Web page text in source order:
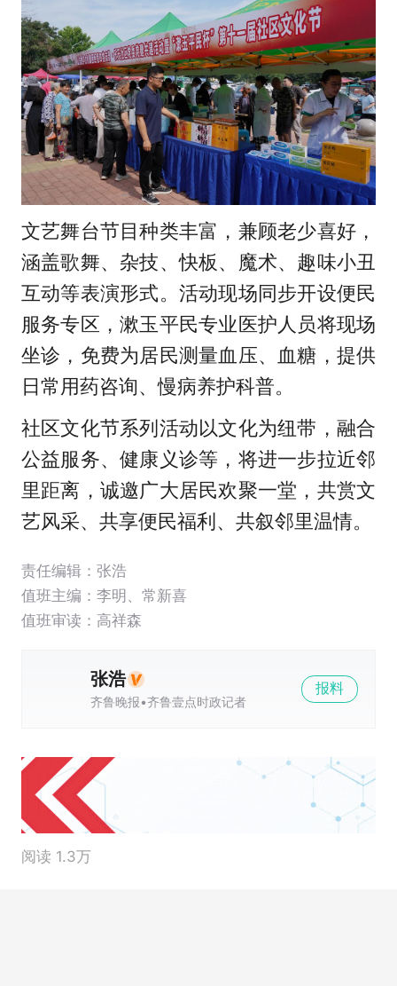
文艺舞台节目种类丰富， 兼顾老少喜好，
涵盖歌舞、杂技、快板、魔术、趣味小丑
互动等表演形式。活动现场同步开设便民
服务专区，漱玉平民专业医护人员将现场
坐诊，免费为居民测量血压、血糖，提供
日常用药咨询、慢病养护科普。
社区文化节系列活动以文化为纽带，融合
公益服务、健康义诊等，将进一步拉近邻
里距离，诚邀广大居民欢聚一堂，共赏文
艺风采、共享便民福利、共叙邻里温情。
责任编辑：张浩
值班主编： 李明 、 常新喜
值班审读：高祥森
张浩
齐鲁晚报•齐鲁壹点时政记者
报料
阅读 1.3万